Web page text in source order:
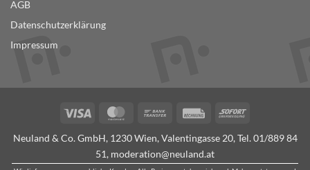
AGB
Datenschutzerklärung
Impressum
Visa MasterCardBank
RechungSofort
Neuland & Co. GmbH, 1230 Wien, Valentingasse 20, Tel.01/889 84
51, moderation@neuland.at